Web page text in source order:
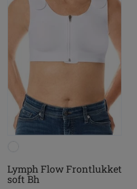
Lymph Flow Frontlukket
soft Bh